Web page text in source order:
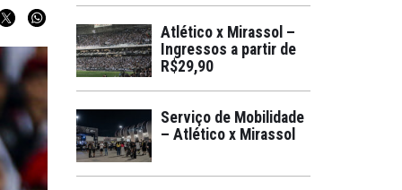
Atlético x Mirassol –
Ingressos a partir de
R$29,90
Serviço de Mobilidade
– Atlético x Mirassol